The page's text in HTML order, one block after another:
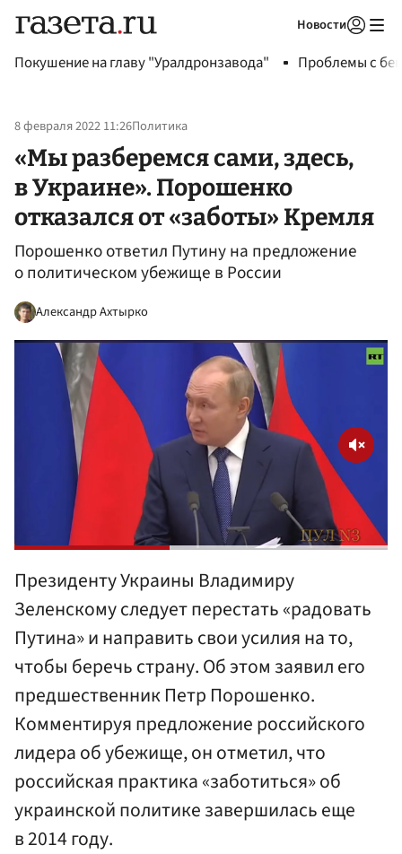
Новости
Покушение на главу "Уралдронзавода" Проблемы с
8 февраля 2022 11:26Политика
«Мы разберемся сами, здесь,
в Украине». Порошенко
отказался от «заботы» Кремля
Порошенко ответил Путину на предложение
о политическом убежище в России
Александр Ахтырко
Президенту Украины Владимиру
Зеленскому следует перестать «радовать
Путина» и направить свои усилия на то,
чтобы беречь страну. Об этом заявил его
предшественник Петр Порошенко.
Комментируя предложение российского
лидера об убежище, он отметил, что
российская практика «заботиться» об
украинской политике завершилась еще
в 2014 году.